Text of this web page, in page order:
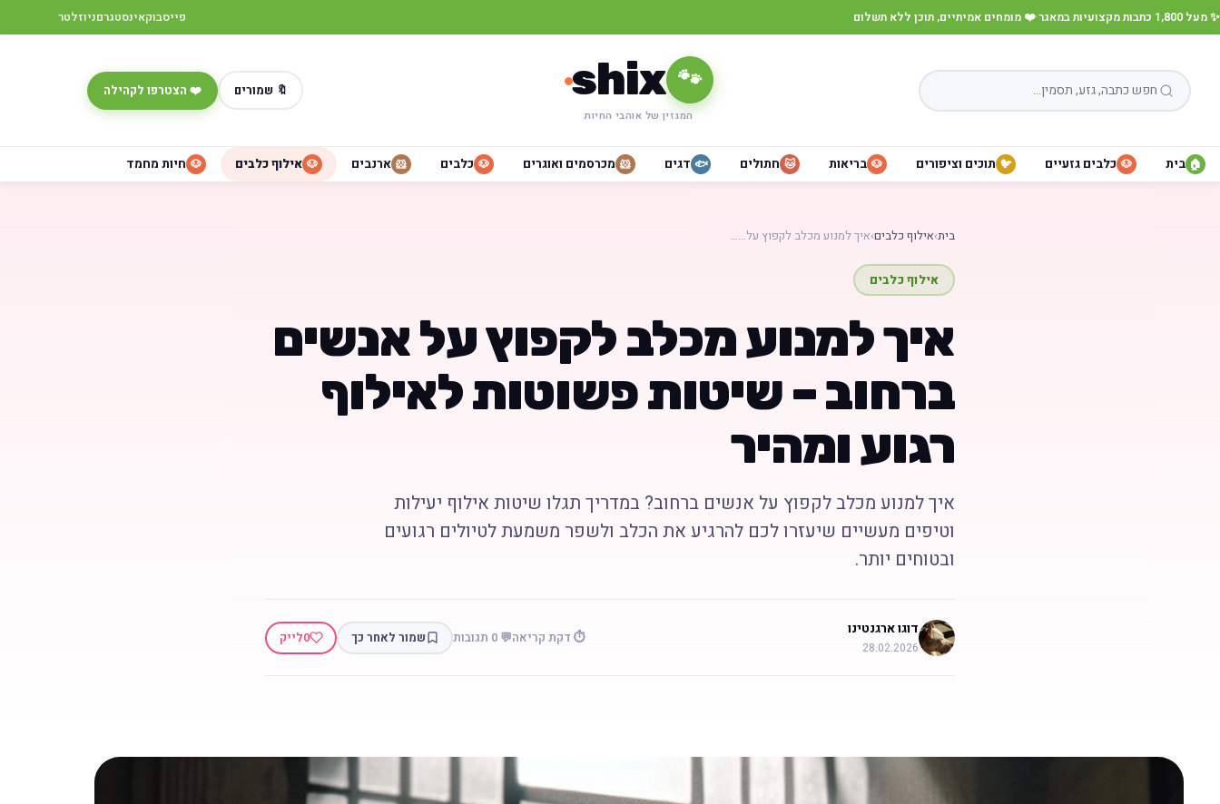
✨ מעל 1,800 כתבות מקצועיות במאגר ·❤️ מומחים אמיתיים, תוכן ללא תשלום פייסבוקאינסטגרםניוזלטר
🐾
shix
המגזין של אוהבי החיות
🔖 שמורים ❤️ הצטרפו לקהילה
🏠 בית 🐶 כלבים גזעיים 🐦 תוכים וציפורים 🐶 בריאות 🐱 חתולים 🐟 דגים 🐹 מכרסמים ואוגרים 🐶 כלבים 🐹 ארנבים 🐶 אילוף כלבים 🐶 חיות מחמד
בית›אילוף כלבים›איך למנוע מכלב לקפוץ על……
אילוף כלבים
איך למנוע מכלב לקפוץ על אנשים
ברחוב – שיטות פשוטות לאילוף
רגוע ומהיר
איך למנוע מכלב לקפוץ על אנשים ברחוב? במדריך תגלו שיטות אילוף יעילות
וטיפים מעשיים שיעזרו לכם להרגיע את הכלב ולשפר משמעת לטיולים רגועים
ובטוחים יותר.
דוגו ארגנטינו
28.02.2026
⏱️ דקת קריאה💬 0 תגובות שמור לאחר כך 0לייק